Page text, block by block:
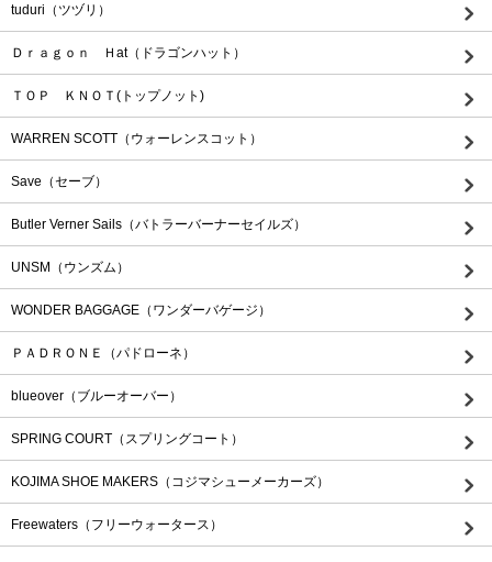
tuduri（ツヅリ）
Ｄｒａｇｏｎ Ｈat（ドラゴンハット）
ＴＯＰ ＫＮＯＴ(トップノット)
WARREN SCOTT（ウォーレンスコット）
Save（セーブ）
Butler Verner Sails（バトラーバーナーセイルズ）
UNSM（ウンズム）
WONDER BAGGAGE（ワンダーバゲージ）
ＰＡＤＲＯＮＥ（パドローネ）
blueover（ブルーオーバー）
SPRING COURT（スプリングコート）
KOJIMA SHOE MAKERS（コジマシューメーカーズ）
Freewaters（フリーウォータース）